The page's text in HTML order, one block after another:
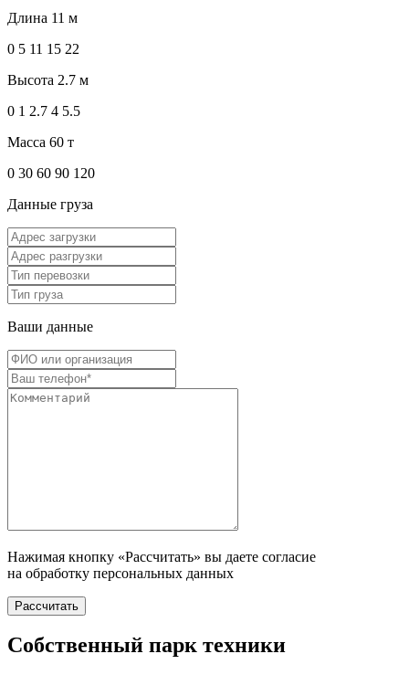
Длина 11 м
0 5 11 15 22
Высота 2.7 м
0 1 2.7 4 5.5
Масса 60 т
0 30 60 90 120
Данные груза
Ваши данные
Нажимая кнопку «Рассчитать» вы даете согласие
на обработку персональных данных
Рассчитать
Собственный парк техники